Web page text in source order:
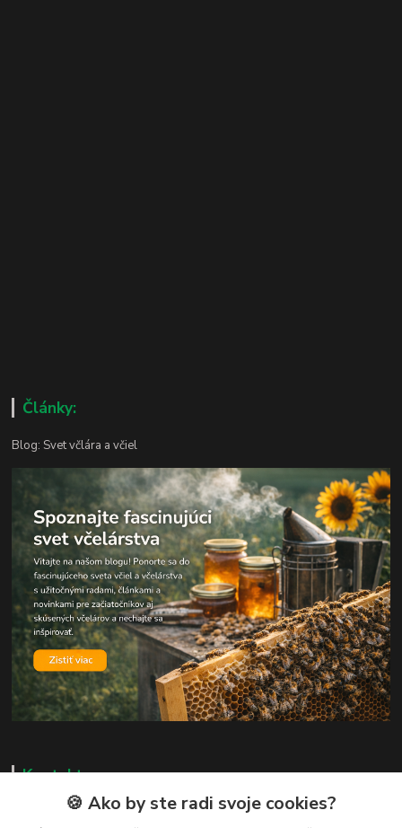
Články:
Blog: Svet včlára a včiel
Kontakty
Zákaznická podpora
🍪 Ako by ste radi svoje cookies?